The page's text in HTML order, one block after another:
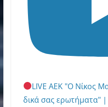
LIVE ΑΕΚ "Ο Νίκος
δικά σας ερωτήματα"